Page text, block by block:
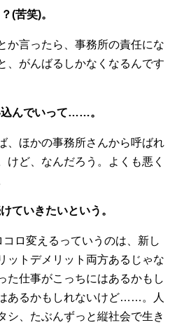
(苦笑)。
か言ったら、事務所の責任にな
がんばるしかなくなるんです
んでいって……。
ほかの事務所さんから呼ばれ
けど、なんだろう。よくも悪く
いきたいという。
ロ変えるっていうのは、新し
ットデメリット両方あるじゃな
た仕事がこっちにはあるかもし
あるかもしれないけど……。人
シ、たぶんずっと縦社会で生き